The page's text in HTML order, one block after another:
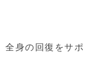
全身の回復をサポ